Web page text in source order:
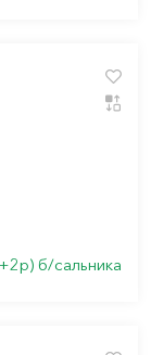
б/сальника